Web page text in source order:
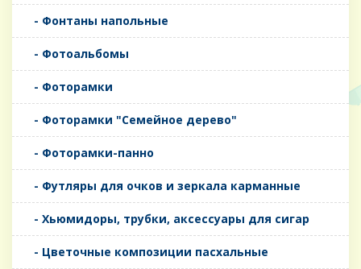
- Фонтаны напольные
- Фотоальбомы
- Фоторамки
- Фоторамки "Семейное дерево"
- Фоторамки-панно
- Футляры для очков и зеркала карманные
- Хьюмидоры, трубки, аксессуары для сигар
- Цветочные композиции пасхальные